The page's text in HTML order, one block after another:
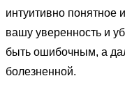
интуитивно понятное
вашу уверенность и
быть ошибочным, а
болезненной.